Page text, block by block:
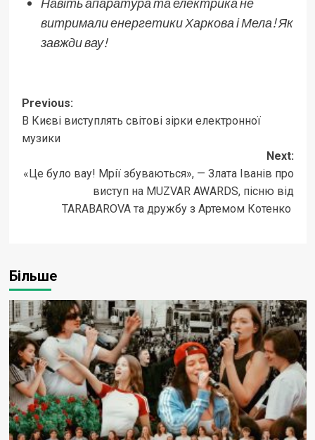
витримали енергетики Харкова і Мела! Як
завжди вау!
Post
navigation
Previous:
В Києві виступлять світові зірки електронної
музики
Next:
«Це було вау! Мрії збуваються», — Злата Іванів про
виступ на MUZVAR AWARDS, пісню від
TARABAROVA та дружбу з Артемом Котенко
Більше